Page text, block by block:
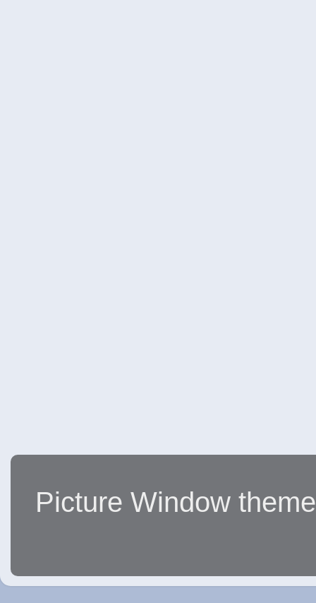
Picture Window